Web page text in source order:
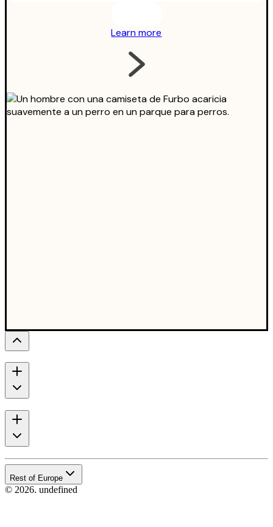
Learn more
Rest of Europe
© 2026. undefined